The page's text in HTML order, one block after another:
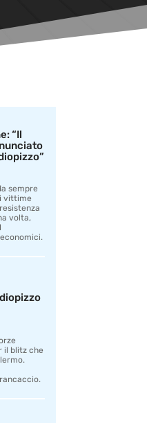
“Il
sempre
vittime
volta,
il blitz che